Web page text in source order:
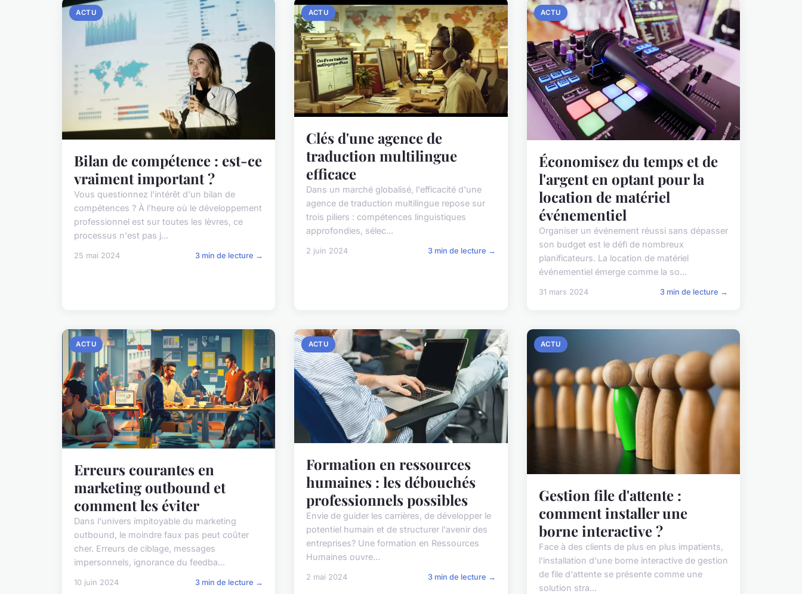
ACTU
Bilan de compétence : est-ce
vraiment important ?
Vous questionnez l'intérêt d'un bilan de
compétences ? À l'heure où le développement
professionnel est sur toutes les lèvres, ce
processus n'est pas j...
25 mai 2024 3 min de lecture →
ACTU
Clés d'une agence de
traduction multilingue
efficace
Dans un marché globalisé, l'efficacité d'une
agence de traduction multilingue repose sur
trois piliers : compétences linguistiques
approfondies, sélec...
2 juin 2024 3 min de lecture →
ACTU
Économisez du temps et de
l'argent en optant pour la
location de matériel
événementiel
Organiser un événement réussi sans dépasser
son budget est le défi de nombreux
planificateurs. La location de matériel
événementiel émerge comme la so...
31 mars 2024 3 min de lecture →
ACTU
Erreurs courantes en
marketing outbound et
comment les éviter
Dans l'univers impitoyable du marketing
outbound, le moindre faux pas peut coûter
cher. Erreurs de ciblage, messages
impersonnels, ignorance du feedba...
10 juin 2024 3 min de lecture →
ACTU
Formation en ressources
humaines : les débouchés
professionnels possibles
Envie de guider les carrières, de développer le
potentiel humain et de structurer l'avenir des
entreprises? Une formation en Ressources
Humaines ouvre...
2 mai 2024 3 min de lecture →
ACTU
Gestion file d'attente :
comment installer une
borne interactive ?
Face à des clients de plus en plus impatients,
l'installation d'une borne interactive de gestion
de file d'attente se présente comme une
solution stra...